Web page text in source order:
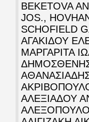
BEKETOVA
JOS.,
SCHOFIELD
ΑΓΑΚΙΔΟΥ
ΜΑΡΓΑΡΙΤΑ
ΑΛΕΞΙΑΔΟΥ